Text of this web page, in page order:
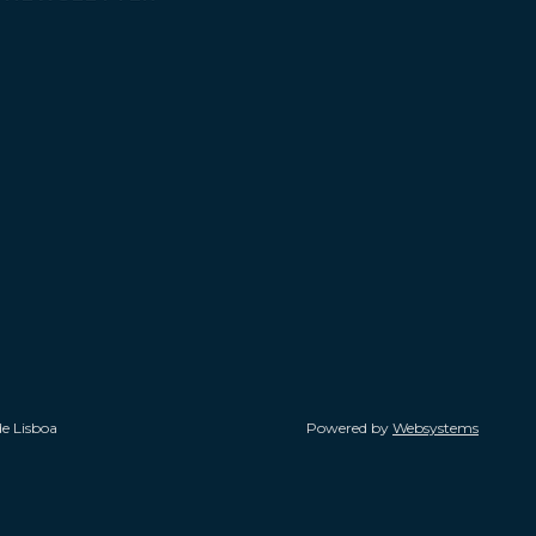
Lisboa Powered by Websystems